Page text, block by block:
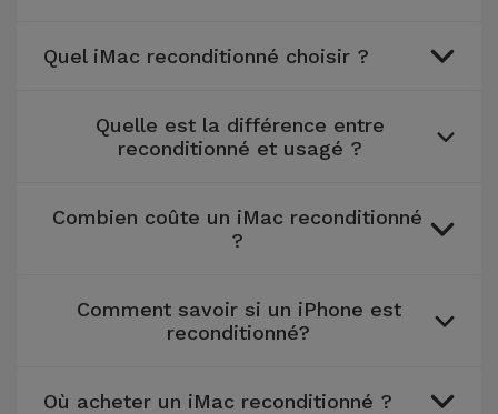
Quel iMac reconditionné choisir ?
Quelle est la différence entre
reconditionné et usagé ?
Combien coûte un iMac reconditionné
?
Comment savoir si un iPhone est
reconditionné?
Où acheter un iMac reconditionné ?